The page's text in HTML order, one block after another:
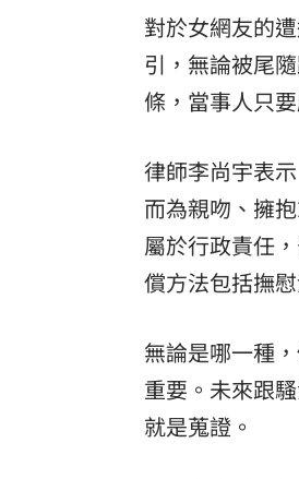
對於女網友的
引，無論被尾
條，當事人只
律師李尚宇表
而為親吻、擁
屬於行政責任
償方法包括撫
無論是哪一種
重要。未來跟
就是蒐證。